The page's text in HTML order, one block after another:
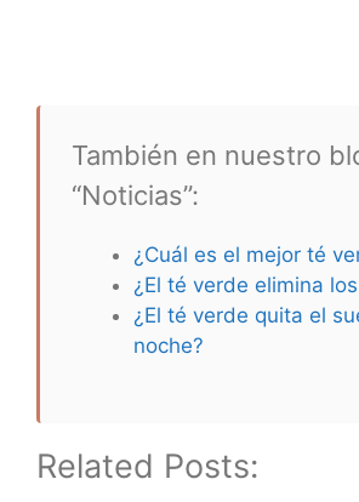
También en nuestro
“Noticias”:
¿Cuál es el mejor té
¿El té verde elimina
¿El té verde quita el
noche?
Related Posts: